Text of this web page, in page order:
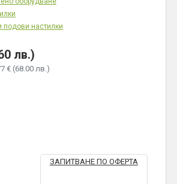
лв.)
€ (68.00 лв.)
подови настилки
ЗАПИТВАНЕ ПО ОФЕРТА